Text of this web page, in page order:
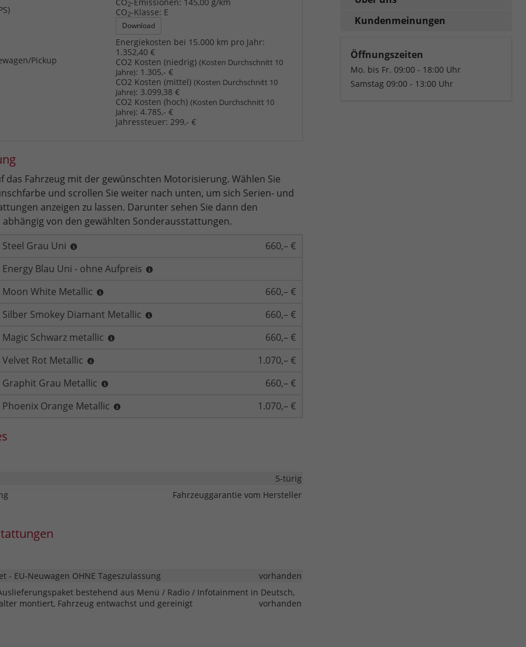
Pickup
2
CO2-Klasse: E
Download
Energiekosten bei 15.000 km pro Jahr:
1.352,40 €
CO2 Kosten (niedrig)(Kosten Durchschnitt 10
Jahre): 1.305,- €
CO2 Kosten (mittel)(Kosten Durchschnitt 10
Jahre): 3.099,38 €
CO2 Kosten (hoch)(Kosten Durchschnitt 10
Jahre): 4.785,- €
Jahressteuer: 299,- €
das Fahrzeug mit der gewünschten Motorisierung. Wählen Sie
und scrollen Sie weiter nach unten, um sich Serien- und
anzeigen zu lassen. Darunter sehen Sie dann den
abhängig von den gewählten Sonderausstattungen.
Steel Grau Uni 660,– €
Energy Blau Uni - ohne Aufpreis
Moon White Metallic 660,– €
Silber Smokey Diamant Metallic 660,– €
Magic Schwarz metallic 660,– €
Velvet Rot Metallic 1.070,– €
Graphit Grau Metallic 660,– €
Phoenix Orange Metallic 1.070,– €
5-türig
Fahrzeuggarantie vom Hersteller
- EU-Neuwagen OHNE Tageszulassung
vorhanden
bestehend aus Menü / Radio / Infotainment in Deutsch,
montiert, Fahrzeug entwachst und gereinigt
vorhanden
Kundenmeinungen
Öffnungszeiten
Mo. bis Fr. 09:00 - 18:00 Uhr
Samstag 09:00 - 13:00 Uhr